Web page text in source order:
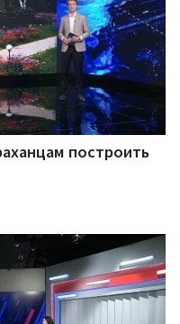
построить